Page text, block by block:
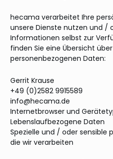
hecama verarbeitet Ihre
unsere Dienste nutzen und /
Informationen selbst zur
finden Sie eine Übersicht
personenbezogenen Daten:
Gerrit Krause
+49 (0)2582 9915589
info@hecama.de
Internetbrowser und
Lebenslaufbezogene Daten
Spezielle und / oder sensible
die wir verarbeiten